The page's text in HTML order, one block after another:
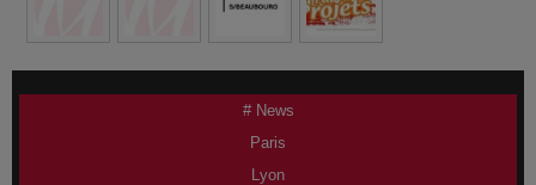
# News
Paris
Lyon